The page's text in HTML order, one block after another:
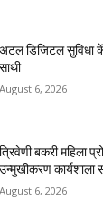
अटल डिजिटल सुविधा
साथी
August 6, 2026
त्रिवेणी बकरी महिला
उन्मुखीकरण कार्यशाला
August 6, 2026